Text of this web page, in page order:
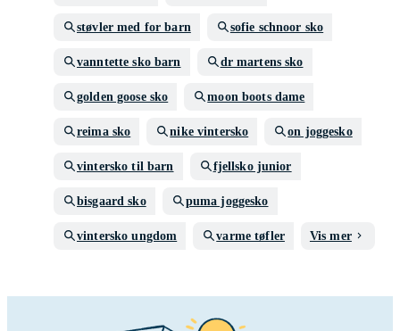
støvler med for barn sofie schnoor sko
vanntette sko barn dr martens sko
golden goose sko moon boots dame
reima sko nike vintersko on joggesko
vintersko til barn fjellsko junior
bisgaard sko puma joggesko
vintersko ungdom varme tøfler Vis mer